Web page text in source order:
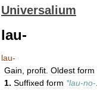
Universalium
lau-
lau-
Gain
profit Oldest form
1. Suffixed form *lau-no-